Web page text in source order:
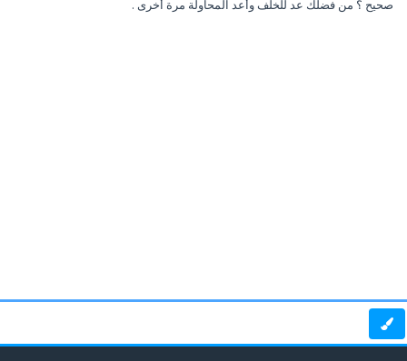
صحيح ؟ من فضلك عد للخلف وأعد المحاولة مرة أخرى .